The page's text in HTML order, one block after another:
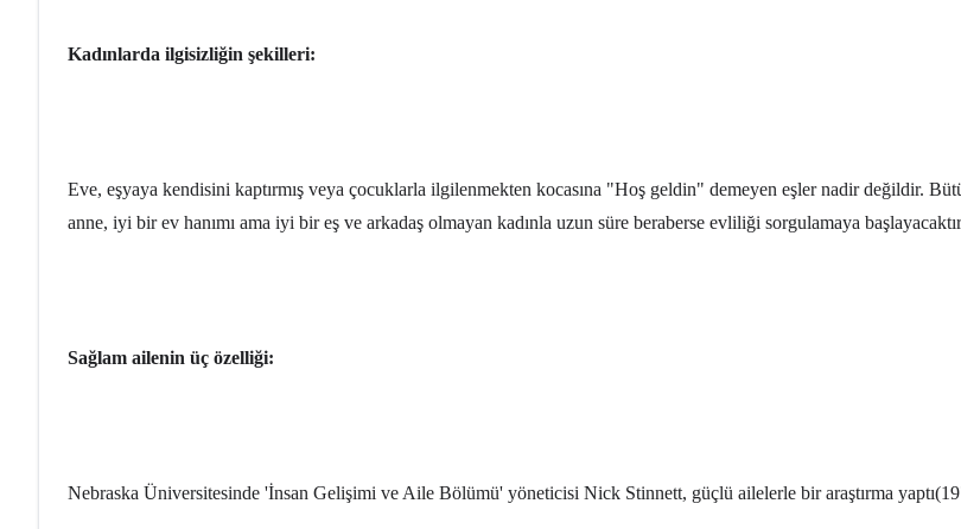
Kadınlarda ilgisizliğin şekilleri:
Eve, eşyaya kendisini kaptırmış veya çocuklarla ilgilenmekten kocasına "Hoş geldin" demeyen eşler nadir değildir.
anne, iyi bir ev hanımı ama iyi bir eş ve arkadaş olmayan kadınla uzun süre beraberse evliliği sorgulamaya
Sağlam ailenin üç özelliği:
Nebraska Üniversitesinde 'İnsan Gelişimi ve Aile Bölümü' yöneticisi Nick Stinnett, güçlü ailelerle bir araştırma